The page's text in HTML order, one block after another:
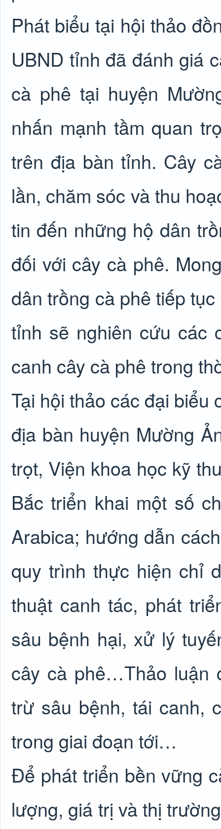
Phát biểu tại hội thảo
UBND tỉnh đã đánh giá
cà phê tại huyện
nhấn mạnh tầm quan
trên địa bàn tỉnh. Cây
lần, chăm sóc và thu
tin đến những hộ dân
đối với cây cà phê.
dân trồng cà phê tiếp
tỉnh sẽ nghiên cứu các
canh cây cà phê trong
Tại hội thảo các đại biểu
địa bàn huyện Mường
trọt, Viện khoa học kỹ
Bắc triển khai một số
Arabica; hướng dẫn
quy trình thực hiện chỉ
thuật canh tác, phát
sâu bệnh hại, xử lý
cây cà phê…Thảo luận
trừ sâu bệnh, tái canh,
trong giai đoạn tới…
Để phát triển bền vững
lượng, giá trị và thị